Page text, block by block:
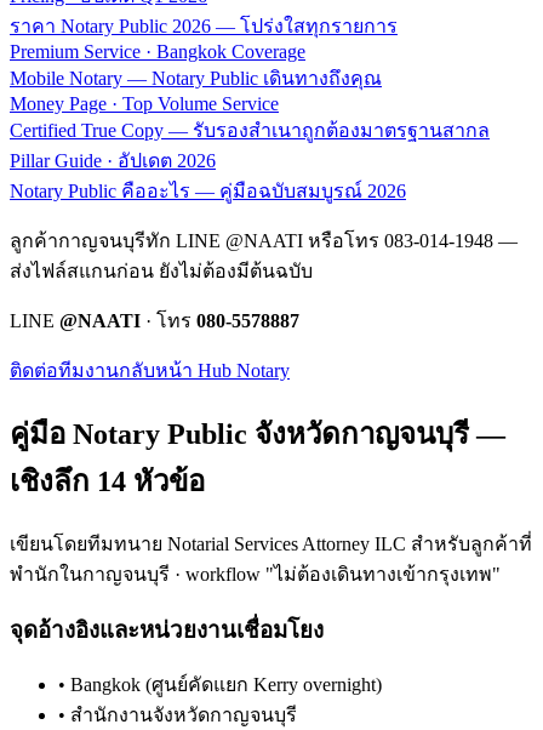
ราคา Notary Public 2026 — โปร่งใสทุกรายการ
Premium Service · Bangkok Coverage
Mobile Notary — Notary Public เดินทางถึงคุณ
Money Page · Top Volume Service
Certified True Copy — รับรองสำเนาถูกต้องมาตรฐานสากล
Pillar Guide · อัปเดต 2026
Notary Public คืออะไร — คู่มือฉบับสมบูรณ์ 2026
ลูกค้ากาญจนบุรีทัก LINE @NAATI หรือโทร 083-014-1948 —
ส่งไฟล์สแกนก่อน ยังไม่ต้องมีต้นฉบับ
LINE @NAATI · โทร 080-5578887
ติดต่อทีมงานกลับหน้า Hub Notary
คู่มือ Notary Public จังหวัดกาญจนบุรี—
เชิงลึก 14 หัวข้อ
เขียนโดยทีมทนาย Notarial Services Attorney ILC สำหรับลูกค้าที่
พำนักในกาญจนบุรี · workflow "ไม่ต้องเดินทางเข้ากรุงเทพ"
จุดอ้างอิงและหน่วยงานเชื่อมโยง
• Bangkok (ศูนย์คัดแยก Kerry overnight)
• สำนักงานจังหวัดกาญจนบุรี